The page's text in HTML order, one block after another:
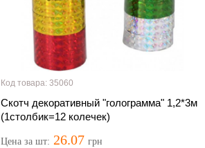
Код товара: 35060
Скотч декоративный "голограмма" 1,2*3м
(1столбик=12 колечек)
Цена за шт: 26.07 грн